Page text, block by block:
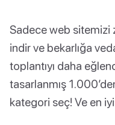
Sadece web sitemizi
indir ve bekarlığa
toplantıyı daha
tasarlanmış
kategori seç! Ve en